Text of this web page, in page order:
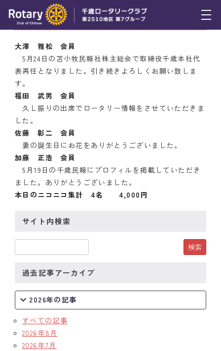
トピックス
例会報告
活動報告
理事会報告
スケジュール
年間プログラム
木曜会
組織図
クラブのあゆみ
クラブの歴史
案内
例会場・事務局の案内
5月26日（木） ニコニコＢＯＸ
大澤 雅松 会員
5月24日の苫小牧民報社株主総会で取締役千歳本社代
表再任となりました。引き続きよろしくお願い致しま
す。
福田 武男 会員
久し振りの出席でロータリー情報をさせていただきま
した。
佐藤 彰二 会員
妻の誕生日にお花をありがとうございました。
加藤 正浩 会員
5月19日の千歳民報にプロフィルを掲載していただき
ました。ありがとうございました。
本日のニコニコ集計 4名 4,000円
サイト内検索
過去記事アーカイブ
2026年の記事
すべての記事
2026年8月
2026年7月